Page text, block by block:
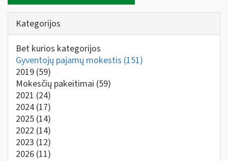
Kategorijos
Bet kurios kategorijos
Gyventojų pajamų mokestis (151)
2019 (59)
Mokesčių pakeitimai (59)
2021 (24)
2024 (17)
2025 (14)
2022 (14)
2023 (12)
2026 (11)